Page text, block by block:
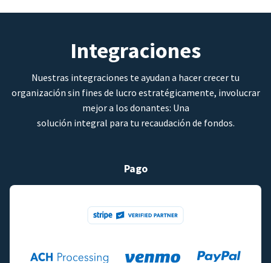
Integraciones
Nuestras integraciones te ayudan a hacer crecer tu
organización sin fines de lucro estratégicamente, involucrar
mejor a los donantes: Una
solución integral para tu recaudación de fondos.
Pago